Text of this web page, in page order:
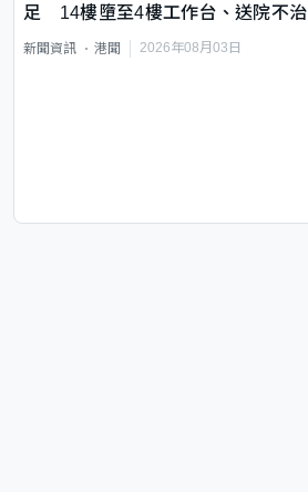
足 14樓墮至4樓工作台、送院不治
新聞資訊 港聞 2026年08月03日